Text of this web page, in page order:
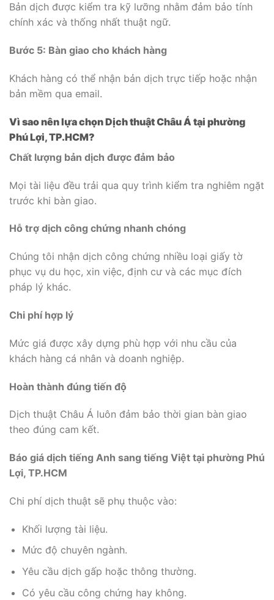
Bản dịch được kiểm tra kỹ lưỡng nhằm đảm bảo tính
chính xác và thống nhất thuật ngữ.
Bước 5: Bàn giao cho khách hàng
Khách hàng có thể nhận bản dịch trực tiếp hoặc nhận
bản mềm qua email.
Vì sao nên lựa chọn Dịch thuật Châu Á tại phường
Phú Lợi, TP.HCM?
Chất lượng bản dịch được đảm bảo
Mọi tài liệu đều trải qua quy trình kiểm tra nghiêm ngặt
trước khi bàn giao.
Hỗ trợ dịch công chứng nhanh chóng
Chúng tôi nhận dịch công chứng nhiều loại giấy tờ
phục vụ du học, xin việc, định cư và các mục đích
pháp lý khác.
Chi phí hợp lý
Mức giá được xây dựng phù hợp với nhu cầu của
khách hàng cá nhân và doanh nghiệp.
Hoàn thành đúng tiến độ
Dịch thuật Châu Á luôn đảm bảo thời gian bàn giao
theo đúng cam kết.
Báo giá dịch tiếng Anh sang tiếng Việt tại phường Phú
Lợi, TP.HCM
Chi phí dịch thuật sẽ phụ thuộc vào:
Khối lượng tài liệu.
Mức độ chuyên ngành.
Yêu cầu dịch gấp hoặc thông thường.
Có yêu cầu công chứng hay không.